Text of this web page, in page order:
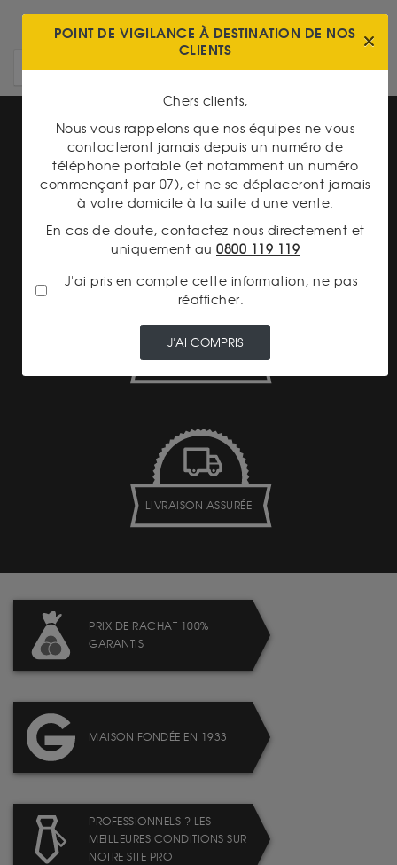
ARTICLES PLUS ANCIENS
LIVRAISON ASSURÉE
PRIX DE RACHAT 100%
GARANTIS
MAISON FONDÉE EN 1933
PROFESSIONNELS ? LES
MEILLEURES CONDITIONS SUR
NOTRE SITE PRO
POINT DE VIGILANCE À DESTINATION DE NOS
CLIENTS
Chers clients,
Nous vous rappelons que nos équipes ne vous
contacteront jamais depuis un numéro de
téléphone portable (et notamment un numéro
commençant par 07), et ne se déplaceront jamais
à votre domicile à la suite d'une vente.
En cas de doute, contactez-nous directement et
uniquement au 0800 119 119
J'ai pris en compte cette information, ne pas
réafficher.
J'AI COMPRIS